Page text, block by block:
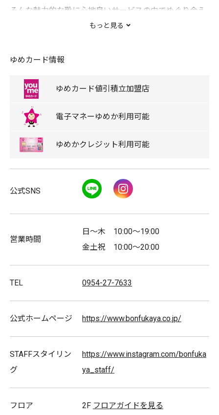
そんな魅力的な靴に心地良いサービスの中でめぐり会え
phiten／bussola／Recipe／NICO／METAL ROUGE
ゆめタウンデー対象店舗
取扱商品
レディースシューズ／メンズシューズ／スニーカー
レインシューズ／バッグ／雑貨／お手入れ用品
スタッフ募集
もっと見る
ゆめカード情報
ゆめカード値引積立加盟店
電子マネー ゆめか利用可能
ゆめかクレジット利用可能
公式SNS LINE
営業時間
日～木 10:00～19:00
金土祝 10:00～20:00
TEL 0954-27-7633
公式ホームページ https://www.bonfukaya.co.jp/
STAFFスタイリン
グ
https://www.instagram.com/bonfuka
ya_staff/
フロア 2F フロアガイドを見る